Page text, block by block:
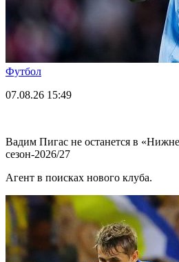
Футбол
07.08.26 15:49
Вадим Пигас не останется в
сезон-2026/27
Агент в поисках нового клуба.